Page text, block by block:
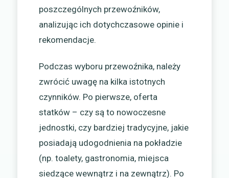
poszczególnych przewoźników,
analizując ich dotychczasowe opinie i
rekomendacje.
Podczas wyboru przewoźnika, należy
zwrócić uwagę na kilka istotnych
czynników. Po pierwsze, oferta
statków – czy są to nowoczesne
jednostki, czy bardziej tradycyjne, jakie
posiadają udogodnienia na pokładzie
(np. toalety, gastronomia, miejsca
siedzące wewnątrz i na zewnątrz). Po